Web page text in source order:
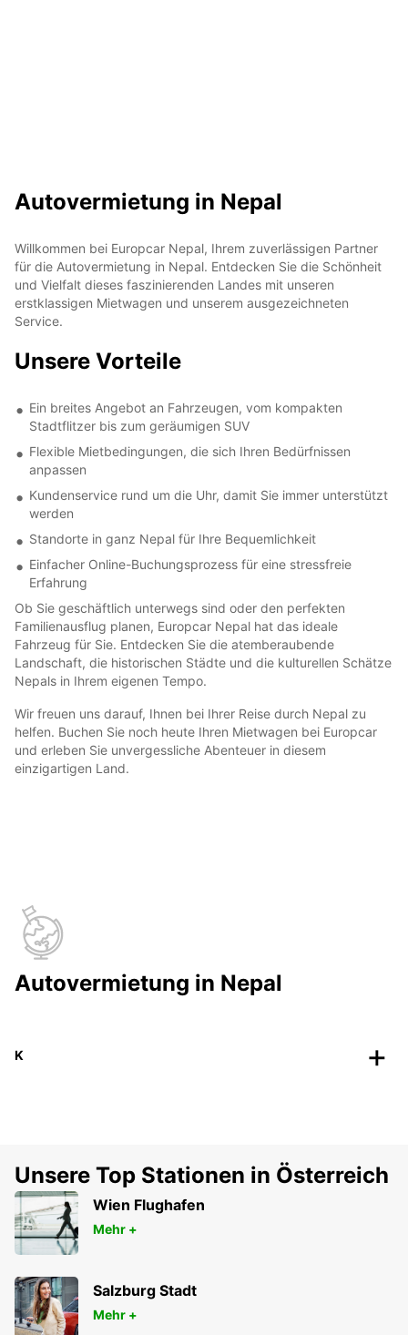
Autovermietung in Nepal
Willkommen bei Europcar Nepal, Ihrem zuverlässigen Partner
für die Autovermietung in Nepal. Entdecken Sie die Schönheit
und Vielfalt dieses faszinierenden Landes mit unseren
erstklassigen Mietwagen und unserem ausgezeichneten
Service.
Unsere Vorteile
Ein breites Angebot an Fahrzeugen, vom kompakten
Stadtflitzer bis zum geräumigen SUV
Flexible Mietbedingungen, die sich Ihren Bedürfnissen
anpassen
Kundenservice rund um die Uhr, damit Sie immer unterstützt
werden
Standorte in ganz Nepal für Ihre Bequemlichkeit
Einfacher Online-Buchungsprozess für eine stressfreie
Erfahrung
Ob Sie geschäftlich unterwegs sind oder den perfekten
Familienausflug planen, Europcar Nepal hat das ideale
Fahrzeug für Sie. Entdecken Sie die atemberaubende
Landschaft, die historischen Städte und die kulturellen Schätze
Nepals in Ihrem eigenen Tempo.
Wir freuen uns darauf, Ihnen bei Ihrer Reise durch Nepal zu
helfen. Buchen Sie noch heute Ihren Mietwagen bei Europcar
und erleben Sie unvergessliche Abenteuer in diesem
einzigartigen Land.
Autovermietung in Nepal
K
Unsere Top Stationen in Österreich
Wien Flughafen
Mehr +
Salzburg Stadt
Mehr +